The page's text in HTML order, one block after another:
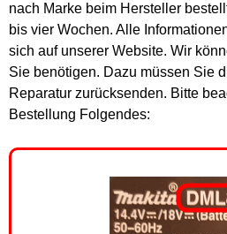
nach Marke beim Hersteller
bis vier Wochen. Alle
sich auf unserer Website. Wir
Sie benötigen. Dazu müssen Sie
Reparatur zurücksenden. Bitte
Bestellung Folgendes: